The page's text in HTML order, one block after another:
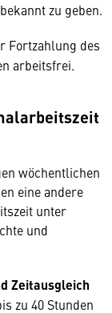
zu geben.
Fortzahlung des
arbeitsfrei.
wöchentlichen
eine andere
unter
und
Zeitausgleich
zu 40 Stunden